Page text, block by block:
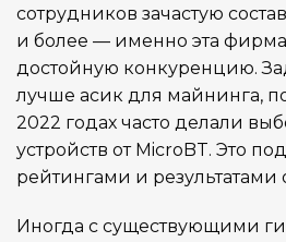
сотрудников зачастую
и более — именно эта фирма
достойную конкуренцию.
лучше асик для майнинга,
2022 годах часто делали
устройств от MicroBT. Это
рейтингами и результатами
Иногда с существующими